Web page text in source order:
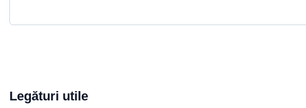
Legături utile